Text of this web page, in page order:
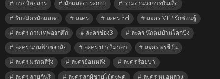
ถ่ายนิตยสาร นักแสดงประกอบ รวมงานวงการบันเทิง
รับสมัครนักแสดง ละคร ละคร hd ละคร VIP รักซ่อนชู้
ละคร กามเทพออกศึก ละครช่อง3 ละคร นักตบบ้านโคกปัง
ละคร น่านฟ้าชลาลัย ละคร บ่วงวิมาลา ละคร พรชีวัน
ละคร มรกตสีรุ้ง ละครย้อนหลัง ละคร ร้อยป่า
ละคร ลายกินรี ละคร ลูกผู้ชายไม้ตะพด ละคร หมอหลวง